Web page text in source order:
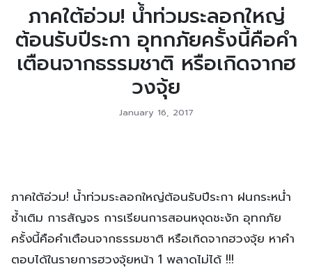
ภาคใต้อ่วม! น้ำท่วมระลอกใหญ่
ต้อนรับปีระกา อุทกภัยครั้งนี้คือคำ
เตือนจากธรรมชาติ หรือเกิดจากฮ
วงจุ้ย
January 16, 2017
ภาคใต้อ่วม! น้ำท่วมระลอกใหญ่ต้อนรับปีระกา ฝนกระหน่ำ
ซ้ำเติม การสัญจร การเรียนการสอนหงุดชะงัก อุทกภัย
ครั้งนี้คือคำเตือนจากธรรมชาติ หรือเกิดจากฮวงจุ้ย หาคำ
ตอบได้ในรายการฮวงจุ้ยหน้า 1 พลาดไม่ได้ !!!